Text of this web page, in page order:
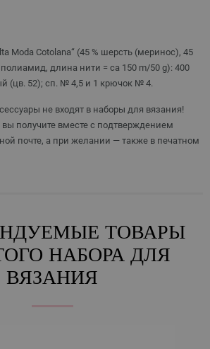
Moda Cotolana“ (45 % шерсть (меринос), 45
длина нити = ca 150 m/50 g): 400
(цв. 52); сп. № 4,5 и 1 крючок № 4.
не входят в наборы для вязания!
получите вместе с подтверждением
почте, а при желании — также в печатном
ТОВАРЫ
НАБОРА ДЛЯ
ВЯЗАНИЯ